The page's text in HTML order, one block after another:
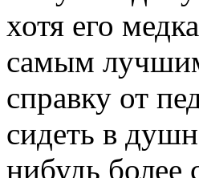
хотя его
самым
справку от
сидеть в
нибудь более